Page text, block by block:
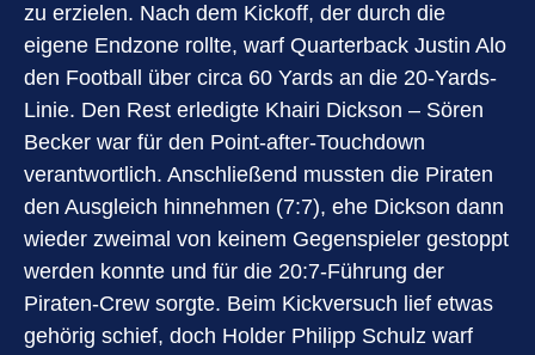
zu erzielen. Nach dem Kickoff, der durch die
eigene Endzone rollte, warf Quarterback Justin Alo
den Football über circa 60 Yards an die 20-Yards-
Linie. Den Rest erledigte Khairi Dickson – Sören
Becker war für den Point-after-Touchdown
verantwortlich. Anschließend mussten die Piraten
den Ausgleich hinnehmen (7:7), ehe Dickson dann
wieder zweimal von keinem Gegenspieler gestoppt
werden konnte und für die 20:7-Führung der
Piraten-Crew sorgte. Beim Kickversuch lief etwas
gehörig schief, doch Holder Philipp Schulz warf